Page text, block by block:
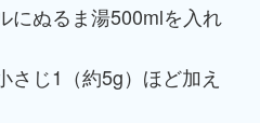
にぬるま湯500mlを入れ
さじ1（約5g）ほど加え